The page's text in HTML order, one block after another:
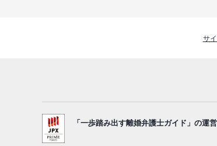
サ
「一歩踏み出す離婚弁護士ガイド」の